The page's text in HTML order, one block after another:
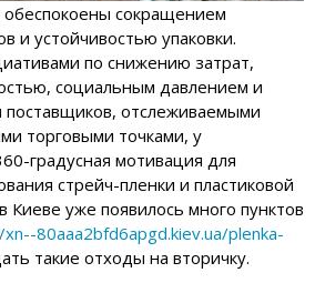
обеспокоены сокращением
и устойчивостью упаковки.
по снижению затрат,
социальным давлением и
отслеживаемыми
торговыми точками, у
градусная мотивация для
стрейч-пленки и пластиковой
Киеве уже появилось много пунктов
80aaa2bfd6apgd.kiev.ua/plenka-
такие отходы на вторичку.